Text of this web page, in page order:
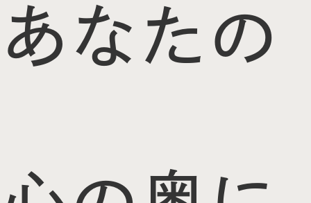
あなたの